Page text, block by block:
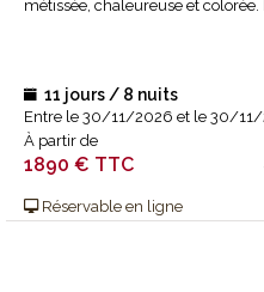
métissée, chaleureuse et
11 jours / 8 nuits
Entre le 30/11/2026 et le 30/
À partir de
1890 € TTC
Réservable en ligne